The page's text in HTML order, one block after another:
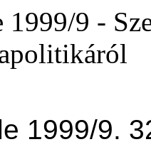
1999/9 -
1999/9.